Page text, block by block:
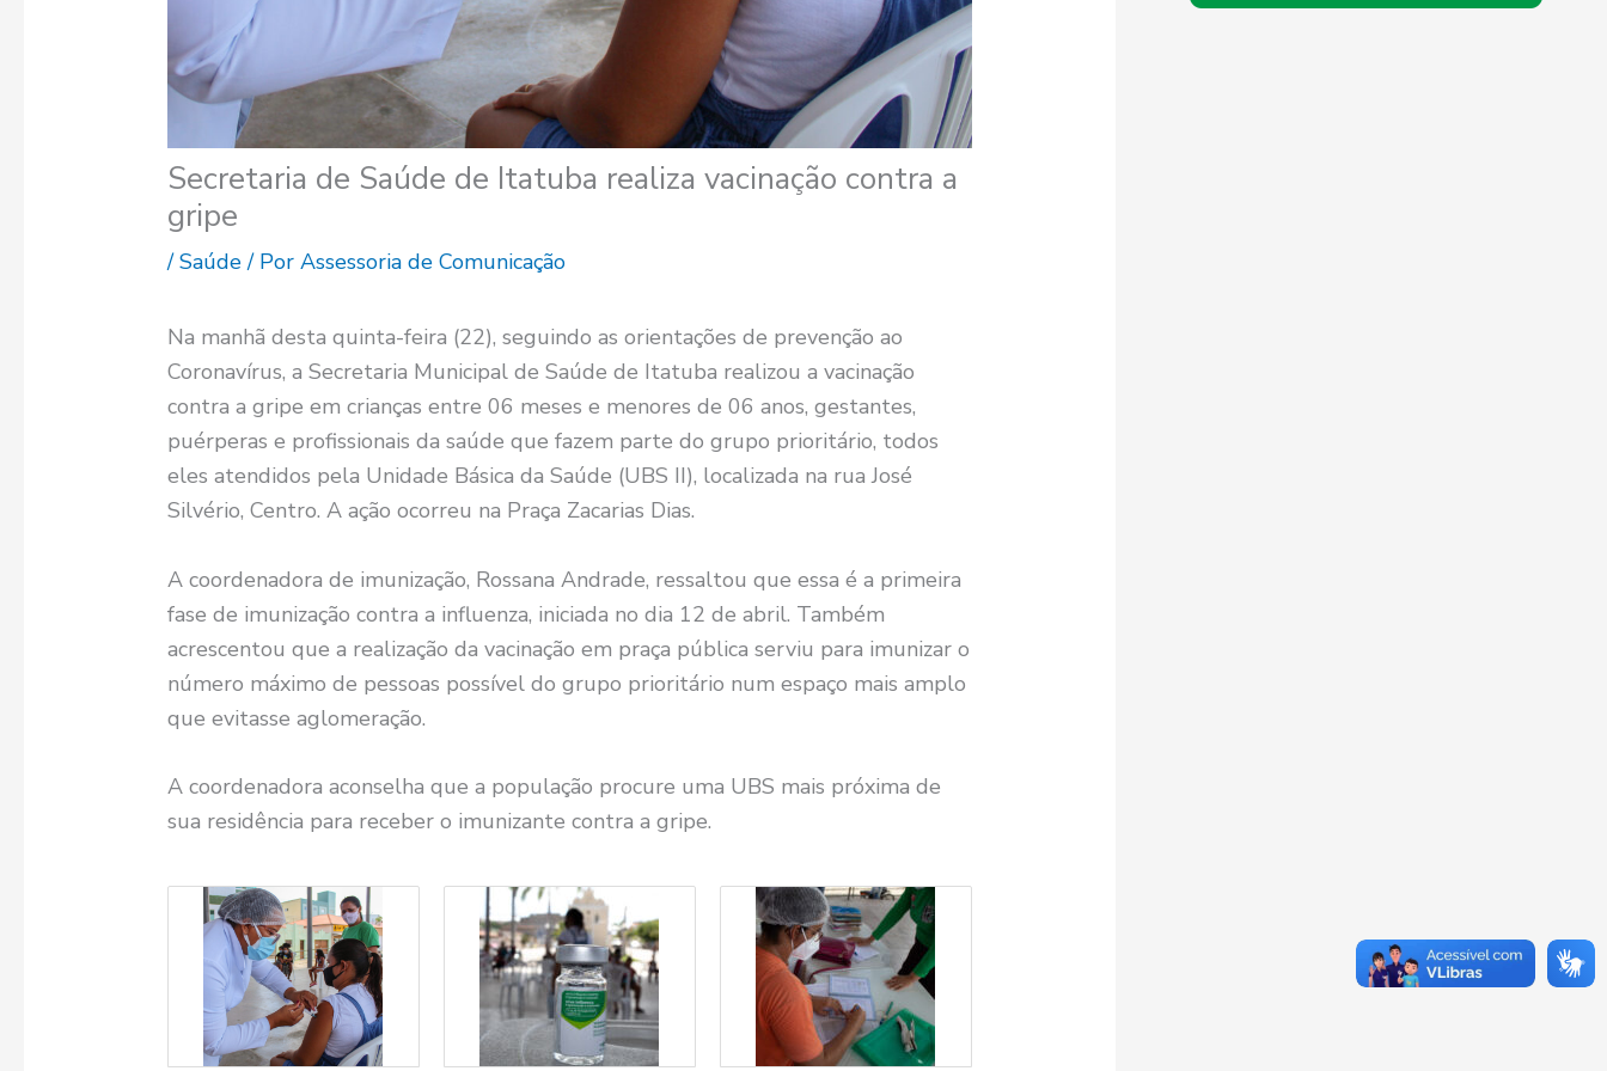
Secretaria de Saúde de Itatuba realiza vacinação contra a
gripe
/Saúde/ PorAssessoria de Comunicação
Na manhã desta quinta-feira (22), seguindo as orientações de prevenção ao
Coronavírus, a Secretaria Municipal de Saúde de Itatuba realizou a vacinação
contra a gripe em crianças entre 06 meses e menores de 06 anos, gestantes,
puérperas e profissionais da saúde que fazem parte do grupo prioritário, todos
eles atendidos pela Unidade Básica da Saúde (UBS II), localizada na rua José
Silvério, Centro. A ação ocorreu na Praça Zacarias Dias.
A coordenadora de imunização, Rossana Andrade, ressaltou que essa é a primeira
fase de imunização contra a influenza, iniciada no dia 12 de abril. Também
acrescentou que a realização da vacinação em praça pública serviu para imunizar o
número máximo de pessoas possível do grupo prioritário num espaço mais amplo
que evitasse aglomeração.
A coordenadora aconselha que a população procure uma UBS mais próxima de
sua residência para receber o imunizante contra a gripe.